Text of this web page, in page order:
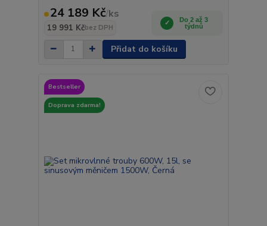
24 189 Kč/ks
19 991 Kčbez DPH
Do 2 až 3
týdnů
Přidat do košíku
Bestseller
Doprava zdarma!